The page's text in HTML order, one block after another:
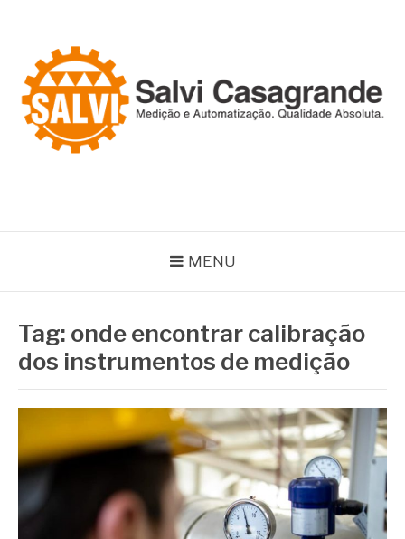
conteúdo
MENU
Tag: onde encontrar calibração
dos instrumentos de medição